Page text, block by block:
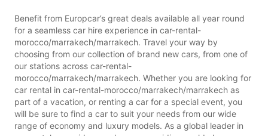
Benefit from Europcar’s great deals available all year round
for a seamless car hire experience in car-rental-
morocco/marrakech/marrakech. Travel your way by
choosing from our collection of brand new cars, from one of
our stations across car-rental-
morocco/marrakech/marrakech. Whether you are looking for
car rental in car-rental-morocco/marrakech/marrakech as
part of a vacation, or renting a car for a special event, you
will be sure to find a car to suit your needs from our wide
range of economy and luxury models. As a global leader in